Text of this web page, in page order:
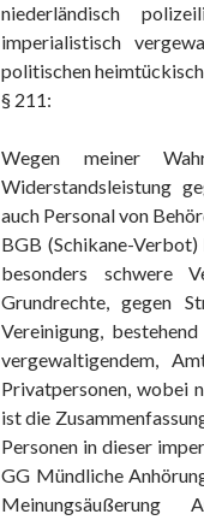
niederländisch
imperialistisch
politischen
§ 211:
Wegen meiner
Widerstandsleistung
auch Personal von
BGB (Schikane-
besonders schwere
Grundrechte, gegen
Vereinigung,
vergewaltigendem,
Privatpersonen, wobei
ist die
Personen in dieser
GG Mündliche